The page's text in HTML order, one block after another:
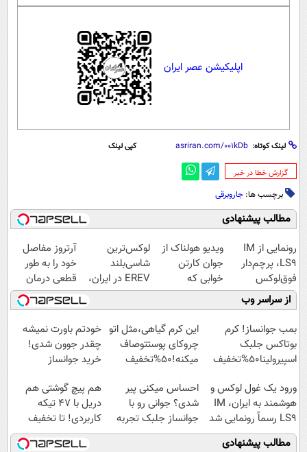
اپلیکیشن عصر ایران
لینک کوتاه: کپی لینک
‌گزارش خطا در خبر
برچسب ها: جاروبرقی
مطالب پیشنهادی
رونمایی از IM
LS9، پرچم‌دار
فوق‌لوکس
EREV وارد بازار
ایران شد
ویدیو هولناک از
جوان کارتن
خوابی که
میلیاردر شد.
آموزش رایگان
لوکس‌ترین
شاسی‌بلند
EREV در ایران،
توسط نیکا موتور
رونمایی شد!
آرتروز مفاصل
خود را به طور
قطعی درمان
کنید!
◗پرسش‌نامه◖
از سراسر وب
بمب جوانساز! کرم
بوتاکس جلبک
اسپیرولینا50%تخفیف
این کرم گیاهی،مثل اتو
چروکای پوستتوصاف
میکنه!50%تخفیف
خودتم باورت نمیشه
چقدر جوون شدی!
خرید جوانساز
ویژه
ورود یک غول لوکس و
هوشمند به ایران، IM
LS9 رسماً رونمایی شد
احساس میکنی پیر
شدی؟ جوانی رو با
جوانساز جلبک تجربه
کن
هم پیچ گوشتی هم
دریل با 47 تیکه
کاربردی! تا تخفیف
داره بخرش!🔥
مطالب پیشنهادی